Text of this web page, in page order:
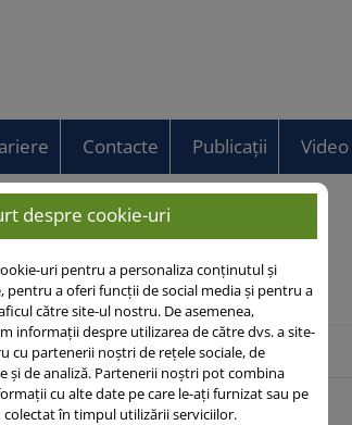
Contacte Publicații Video
Mai multe despre acest
subiect
despre cookie-uri
uri pentru a personaliza conținutul și
pentru a oferi funcții de social media și pentru a
către site-ul nostru. De asemenea,
informații despre utilizarea de către dvs. a site-
cu partenerii noștri de rețele sociale, de
și de analiză. Partenerii noștri pot combina
cu alte date pe care le-ați furnizat sau pe
colectat în timpul utilizării serviciilor.